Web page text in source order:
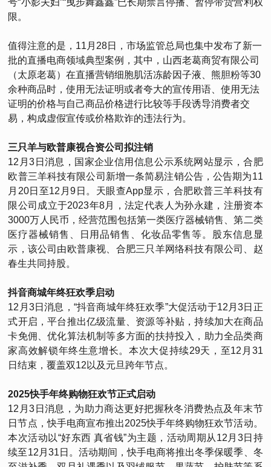
号“小影夫妇”“曳步舞鑫鑫”已长期禁言停播、暂停带货营利权
限。
值得注意的是，11月28日，市场监管总局也集中发布了新一
批的直播电商领域典型案例，其中，山西老葛商贸有限公司
（太原老葛）在直播营销细胞肌活冻龄因子液、熊胆粉等30
余种商品时，使用无法证明或者夸大的宣传用语、使用无法
证明的价格与自己商品价格进行比较等手段诱导消费者交
易，构成虚假宣传或价格欺诈的违法行为。
三只羊与欧普康视合资公司拟注销
12月3日消息，国家企业信用信息公示系统网站显示，合肥
欧普三羊科技有限公司新增一条简易注销公告，公告期为11
月20日至12月9日。天眼查App显示，合肥欧普三羊科技有
限公司成立于2023年8月，法定代表人为孙永建，注册资本
3000万人民币，经营范围包括第一类医疗器械销售、第二类
医疗器械销售、日用品销售、化妆品零售等。股东信息显
示，该公司由欧普康视、合肥三只羊网络科技有限公司、赵
春生共同持股。
抖音商城年终狂欢季启动
12月3日消息，“抖音商城年终狂欢季”大促活动于12月3日正
式开启，平台推出亿级流量、资源等补贴，持续加大在商品
卡免佣、优化算法机制等多方面的扶持投入，助力全品类商
家高效解锁年终生意增长。本次大促持续29天，至12月31
日结束，覆盖双12以及元旦跨年节点。
2025快手年终购物狂欢节正式启动
12月3日消息，为助力商达更好把握秋冬消费热点及年末节
日节点，快手电商宣布推出2025快手年终购物狂欢节活动。
本次活动以“好东西 真省钱”为主题，活动周期从12月3日持
续至12月31日。活动期间，快手电商将推出冬季保暖季、冬